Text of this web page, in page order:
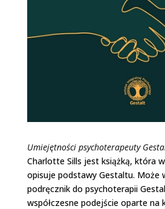
Umiejętności psychoterapeuty
Charlotte Sills jest książką, która
opisuje podstawy Gestaltu. Może
podręcznik do psychoterapii
współczesne podejście oparte na